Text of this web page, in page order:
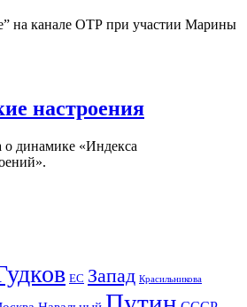
на канале ОТР при участии Марины
настроения
динамике «Индекса
ЕС Запад Красильникова